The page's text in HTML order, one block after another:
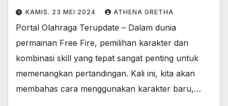
KAMIS. 23 MEI 2024 ATHENA GRETHA
Portal Olahraga Terupdate – Dalam dunia
permainan Free Fire, pemilihan karakter dan
kombinasi skill yang tepat sangat penting untuk
memenangkan pertandingan. Kali ini, kita akan
membahas cara menggunakan karakter baru,…